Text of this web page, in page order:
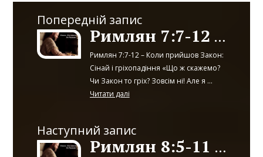
Попередній запис
Римлян 7:7-12 – 7:13-20
Римлян 7:7-12 – Коли прийшов Закон:
Сінай і гріхопадіння «Що ж скажемо?
Чи Закон то гріх? Зовсім ні! Але я ...
Читати далі
Наступний запис
Римлян 8:5-11 – 8:12-17